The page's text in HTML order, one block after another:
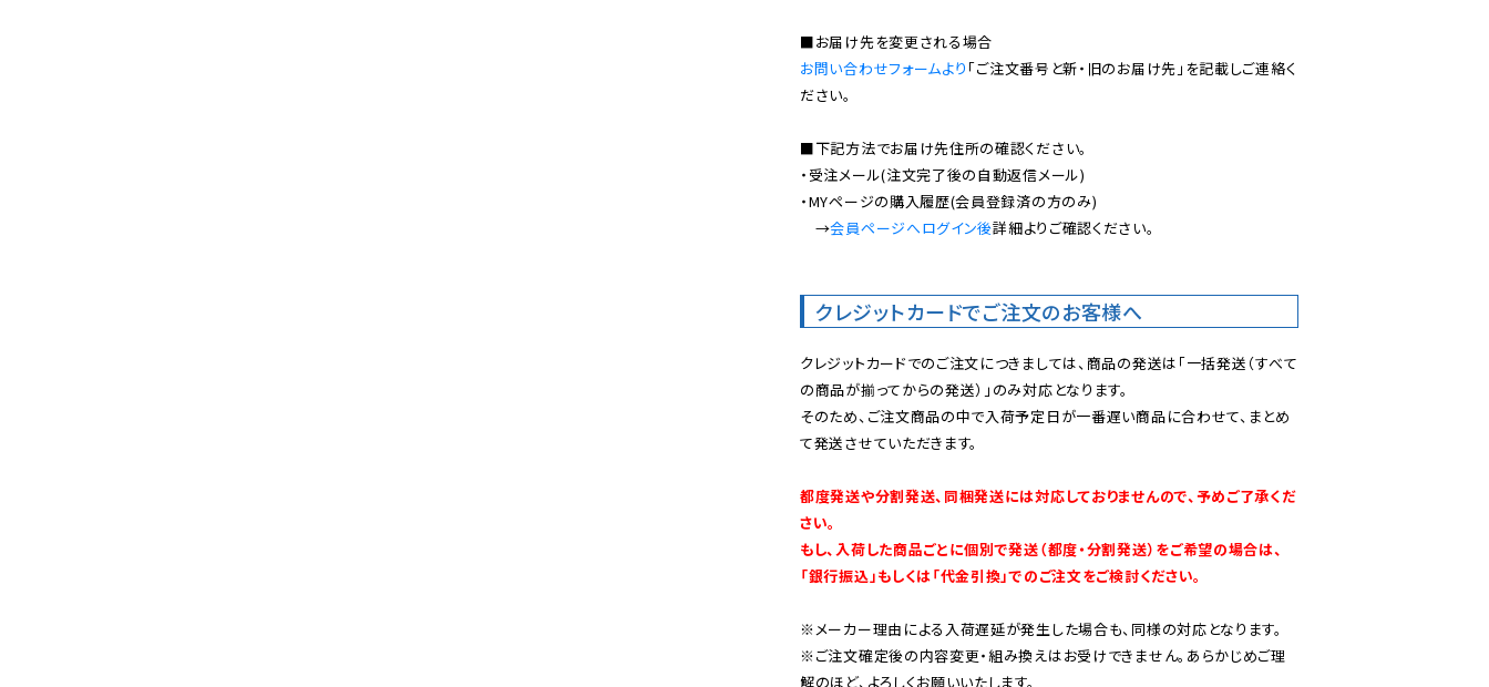
お問い合わせフォームより 「ご注文番号と新・旧のお届け先」を記載しご連絡く
ださい。
■下記方法でお届け先住所の確認ください。
・受注メール(注文完了後の自動返信メール)
・MYページの購入履歴(会員登録済の方のみ)
→会員ページへログイン後詳細よりご確認ください。
クレジットカードでご注文のお客様へ
クレジットカードでのご注文につきましては、商品の発送は「一括発送（すべて
の商品が揃ってからの発送）」のみ対応となります。
そのため、ご注文商品の中で入荷予定日が一番遅い商品に合わせて、まとめ
て発送させていただきます。
都度発送や分割発送、同梱発送には対応しておりませんので、予めご了承くだ
さい。
もし、入荷した商品ごとに個別で発送（都度・分割発送）をご希望の場合は、
「銀行振込」もしくは「代金引換」でのご注文をご検討ください。
※メーカー理由による入荷遅延が発生した場合も、同様の対応となります。
※ご注文確定後の内容変更・組み換えはお受けできません。あらかじめご理
解のほど、よろしくお願いいたします。